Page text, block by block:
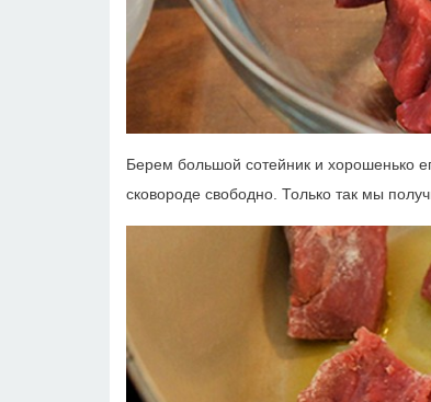
Берем большой сотейник и хорошенько
сковороде свободно. Только так мы